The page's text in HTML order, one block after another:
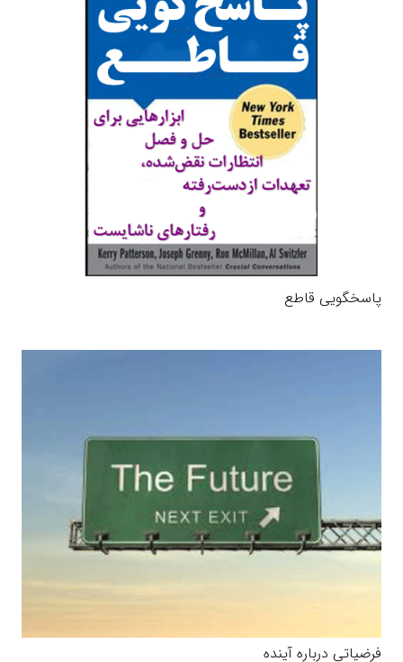
پاسخگویی قاطع
فرضیاتی درباره آینده